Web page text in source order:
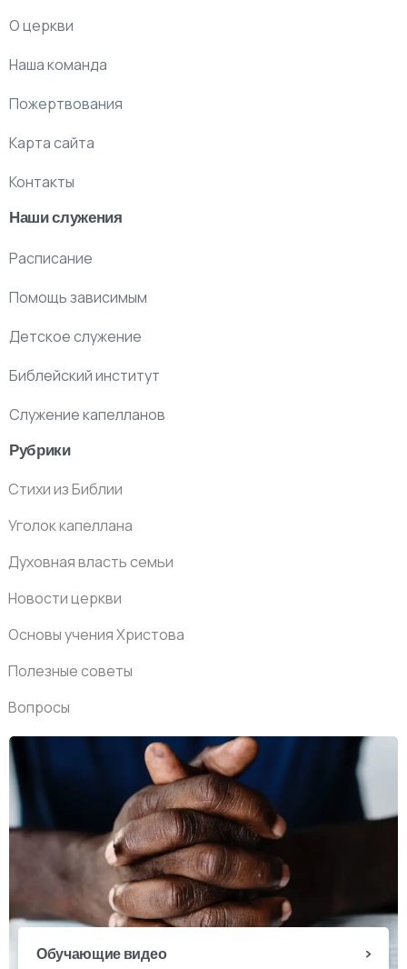
О церкви
Наша команда
Пожертвования
Карта сайта
Контакты
Наши служения
Расписание
Помощь зависимым
Детское служение
Библейский институт
Служение капелланов
Рубрики
Стихи из Библии
Уголок капеллана
Духовная власть семьи
Новости церкви
Основы учения Христова
Полезные советы
Вопросы
Обучающие видео